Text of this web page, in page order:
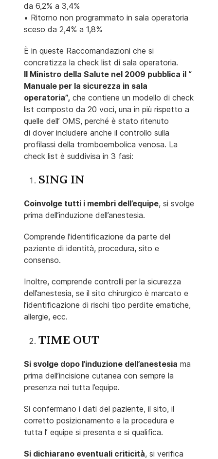
da 6,2% a 3,4%
• Ritorno non programmato in sala operatoria
sceso da 2,4% a 1,8%
È in queste Raccomandazioni che si
concretizza la check list di sala operatoria.
Il Ministro della Salute nel 2009 pubblica il “
Manuale per la sicurezza in sala
operatoria”, che contiene un modello di check
list composto da 20 voci, una in più rispetto a
quelle dell’ OMS, perché è stato ritenuto
di dover includere anche il controllo sulla
profilassi della tromboembolica venosa. La
check list è suddivisa in 3 fasi:
SING IN
Coinvolge tutti i membri dell’equipe, si svolge
prima dell’induzione dell’anestesia.
Comprende l’identificazione da parte del
paziente di identità, procedura, sito e
consenso.
Inoltre, comprende controlli per la sicurezza
dell’anestesia, se il sito chirurgico è marcato e
l’identificazione di rischi tipo perdite ematiche,
allergie, ecc.
TIME OUT
Si svolge dopo l’induzione dell’anestesia ma
prima dell’incisione cutanea con sempre la
presenza nei tutta l’equipe.
Si confermano i dati del paziente, il sito, il
corretto posizionamento e la procedura e
tutta l’ equipe si presenta e si qualifica.
Si dichiarano eventuali criticità, si verifica